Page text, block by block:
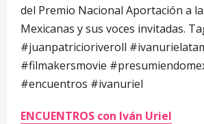
del Premio Nacional Aportación a
Mexicanas y sus voces invitadas.
#juanpatricioriveroll
#filmakersmovie
#encuentros #ivanuriel
ENCUENTROS con Iván Uriel